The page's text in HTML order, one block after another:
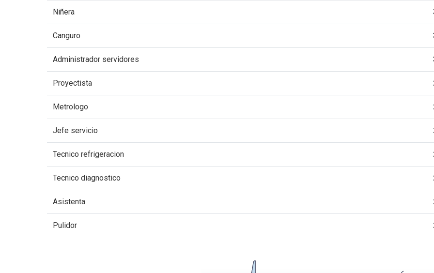
Niñera
Canguro
Administrador servidores
Proyectista
Metrologo
Jefe servicio
Tecnico refrigeracion
Tecnico diagnostico
Asistenta
Pulidor